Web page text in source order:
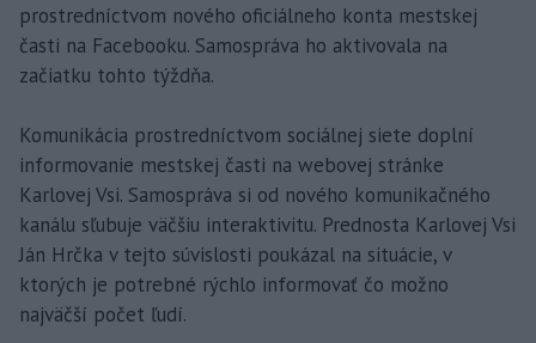
prostredníctvom nového oficiálneho konta mestskej
časti na Facebooku. Samospráva ho aktivovala na
začiatku tohto týždňa.
Komunikácia prostredníctvom sociálnej siete doplní
informovanie mestskej časti na webovej stránke
Karlovej Vsi. Samospráva si od nového komunikačného
kanálu sľubuje väčšiu interaktivitu. Prednosta Karlovej Vsi
Ján Hrčka v tejto súvislosti poukázal na situácie, v
ktorých je potrebné rýchlo informovať čo možno
najväčší počet ľudí.